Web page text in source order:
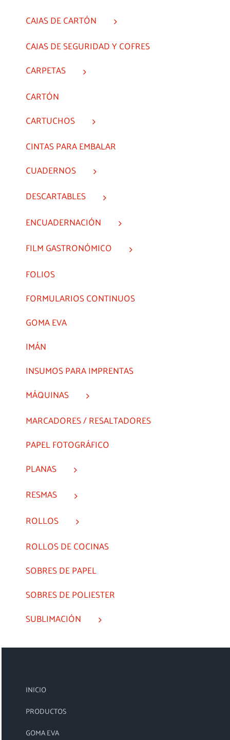
CAJAS DE CARTÓN
CAJAS DE SEGURIDAD Y COFRES
CARPETAS
CARTÓN
CARTUCHOS
CINTAS PARA EMBALAR
CUADERNOS
DESCARTABLES
ENCUADERNACIÓN
FILM GASTRONÓMICO
FOLIOS
FORMULARIOS CONTINUOS
GOMA EVA
IMÁN
INSUMOS PARA IMPRENTAS
MÁQUINAS
MARCADORES / RESALTADORES
PAPEL FOTOGRÁFICO
PLANAS
RESMAS
ROLLOS
ROLLOS DE COCINAS
SOBRES DE PAPEL
SOBRES DE POLIESTER
SUBLIMACIÓN
INICIO
PRODUCTOS
GOMA EVA